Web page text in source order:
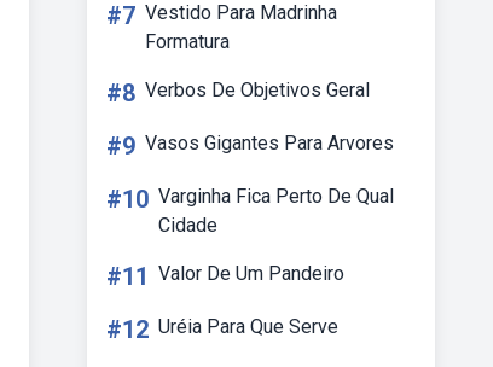
#7 Vestido Para Madrinha
Formatura
#8 Verbos De Objetivos Geral
#9 Vasos Gigantes Para Arvores
#10 Varginha Fica Perto De Qual
Cidade
#11 Valor De Um Pandeiro
#12 Uréia Para Que Serve